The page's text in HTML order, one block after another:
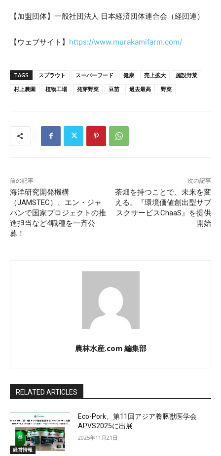
【加盟団体】一般社団法人 日本経済団体連合会（経団連）
【ウェブサイト】 https://www.murakamifarm.com/
TAGS スプラウト スーパーフード 健康 売上拡大
施設野菜
村上農園
植物工場 発芽野菜 豆苗 過去最高 野菜
前の記事
海洋研究開発機構
（JAMSTEC）、エン・ジャ
パンで国家プロジェクトの推
進担当など4職種を一斉公
募！
次の記事
茶畑を持つことで、未来を変
える。『環境価値創出型サブ
スクサービスChaaS』を提供
開始
農林水産.com 編集部
RELATED ARTICLES
経営情報
Eco-Pork、第11回アジア養豚獣医学会
APVS2025に出展
2025年11月21日